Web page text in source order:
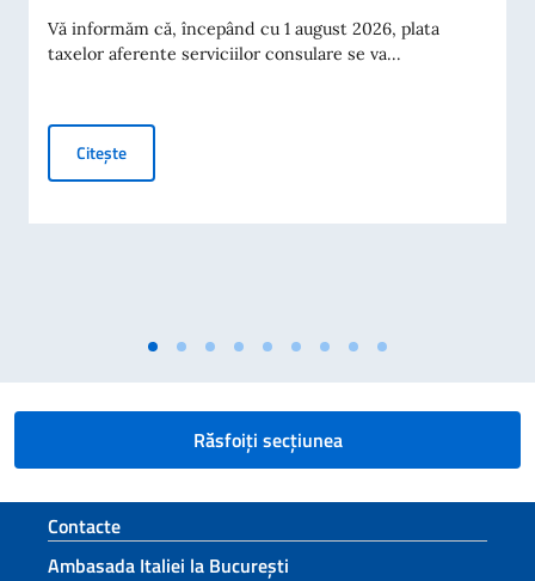
Vă informăm că, începând cu 1 august 2026, plata
taxelor aferente serviciilor consulare se va...
CiteștePLATA TAXELOR CONSULARE LA GHIȘEU, INCLUSIV
Răsfoiți secțiunea
Footer section
Contacte
Ambasada Italiei la București